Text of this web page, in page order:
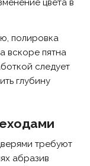
цвета в
полировка
вскоре пятна
следует
глубину
требуют
абразив